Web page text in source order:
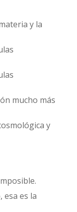
y la
mucho más
y
esa es la